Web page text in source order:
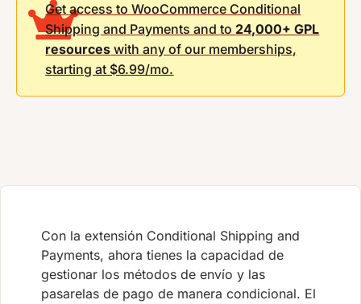
Get access to WooCommerce Conditional
Shipping and Payments and to 24,000+ GPL
resources with any of our memberships,
starting at $6.99/mo.
Con la extensión Conditional Shipping and
Payments, ahora tienes la capacidad de
gestionar los métodos de envío y las
pasarelas de pago de manera condicional. El